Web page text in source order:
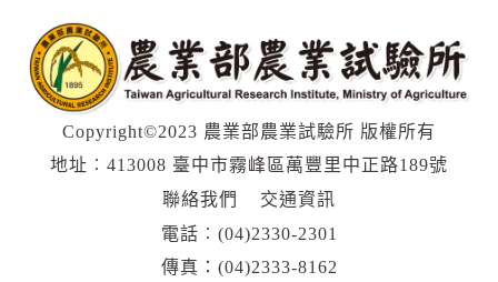
Copyright©2023 農業部農業試驗所 版權所有
地址︰413008 臺中市霧峰區萬豐里中正路189號
聯絡我們
交通資訊
電話︰ (04)2330-2301
傳真：(04)2333-8162